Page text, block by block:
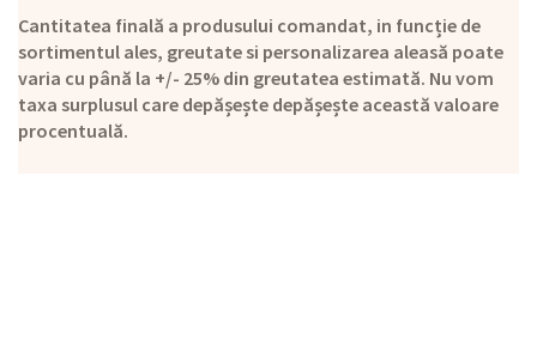
Cantitatea finală a produsului comandat, in funcție de
sortimentul ales, greutate si personalizarea aleasă poate
varia cu până la +/- 25% din greutatea estimată. Nu vom
taxa surplusul care depășește depășește această valoare
procentuală.